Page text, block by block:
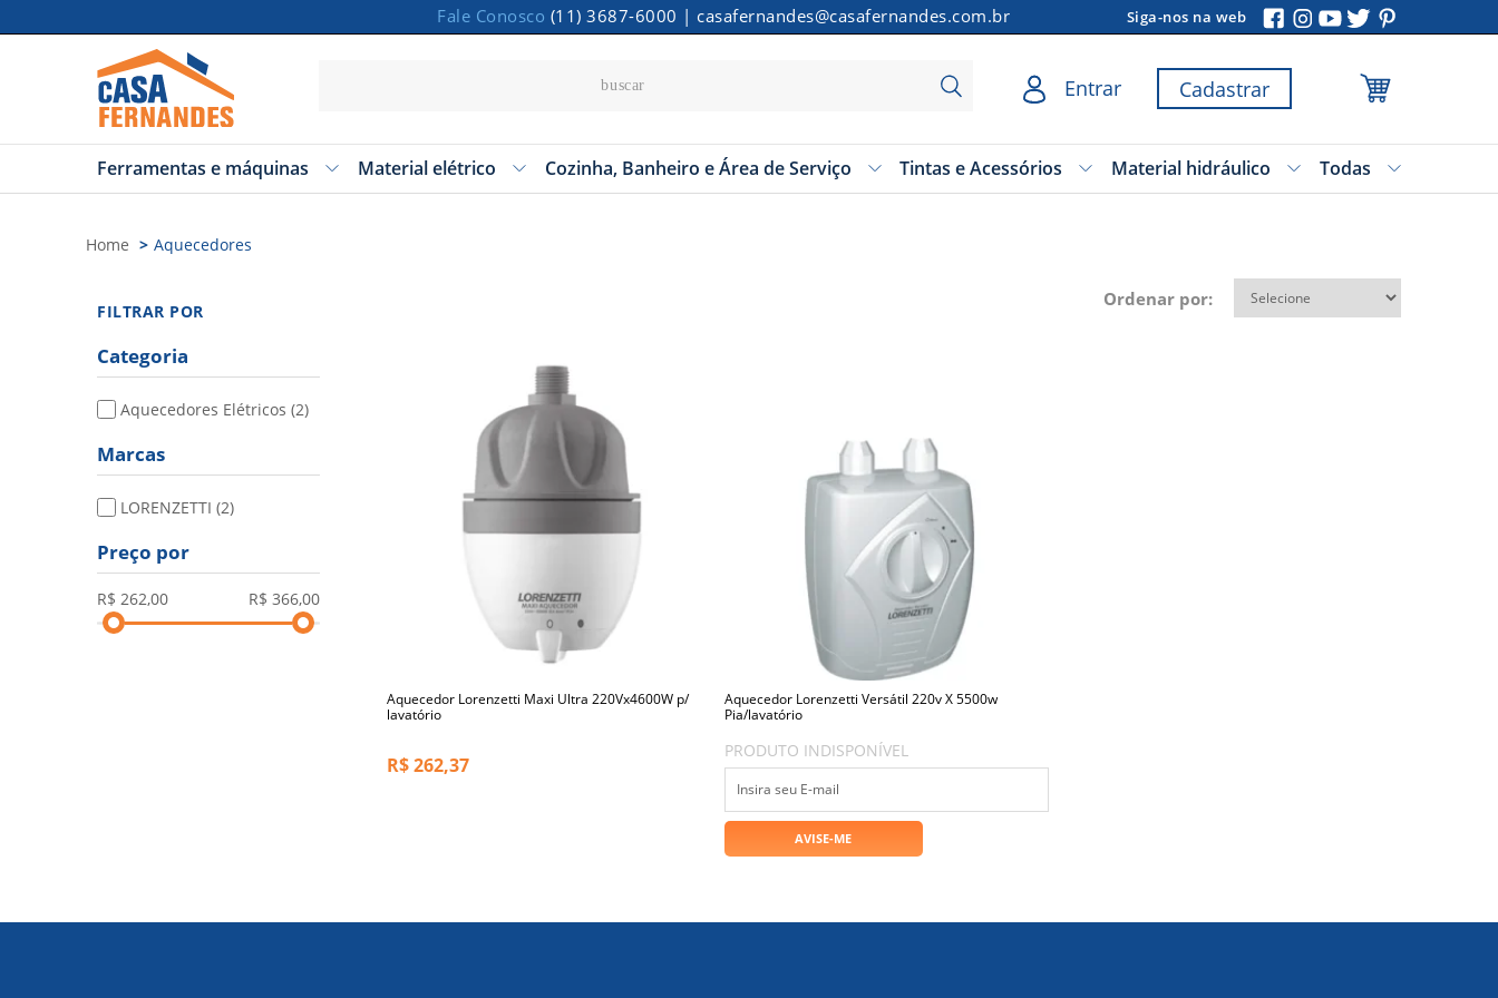
Fale Conosco (11) 3687-6000 | casafernandes@casafernandes.com.br Siga-nos na web
Entrar Cadastrar
Todas
Ferramentas e máquinas Material elétrico Cozinha, Banheiro e Área de Serviço Tintas e Acessórios
Material hidráulico
Home Aquecedores
FILTRAR POR
Categoria
Aquecedores Elétricos (2)
Marcas
LORENZETTI (2)
Preço por
Ordenar por:
Aquecedor Lorenzetti Maxi Ultra 220Vx4600W p/
lavatório
R$262,37
Aquecedor Lorenzetti Versátil 220v X 5500w
Pia/lavatório
PRODUTO INDISPONÍVEL